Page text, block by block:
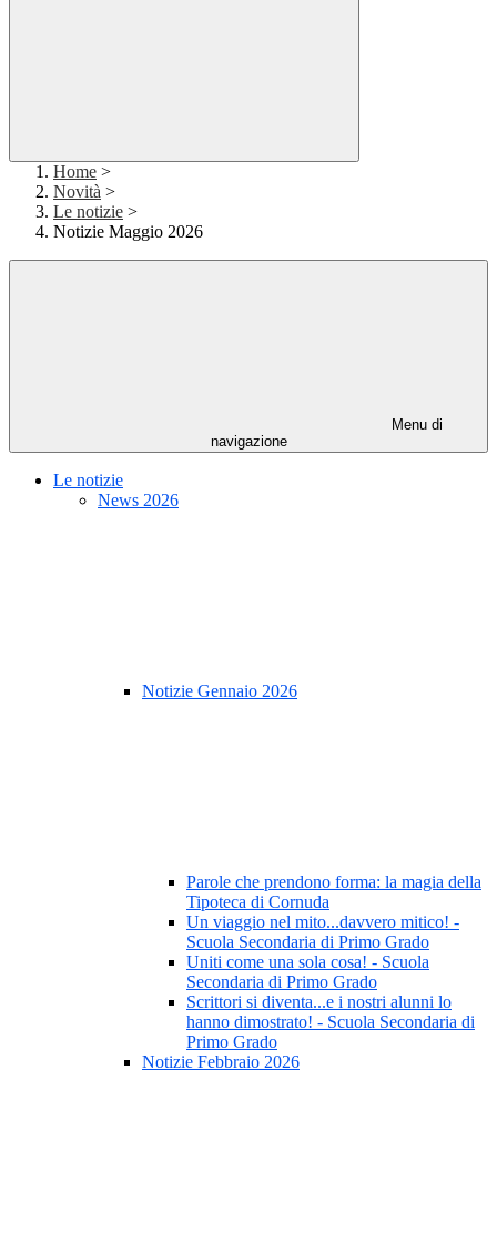
Home >
Novità >
Le notizie >
Notizie Maggio 2026
Menu di
navigazione
Le notizie
News 2026
Notizie Gennaio 2026
Parole che prendono forma: la magia della
Tipoteca di Cornuda
Un viaggio nel mito...davvero mitico! -
Scuola Secondaria di Primo Grado
Uniti come una sola cosa! - Scuola
Secondaria di Primo Grado
Scrittori si diventa...e i nostri alunni lo
hanno dimostrato! - Scuola Secondaria di
Primo Grado
Notizie Febbraio 2026